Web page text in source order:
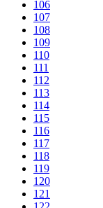
106
107
108
109
110
111
112
113
114
115
116
117
118
119
120
121